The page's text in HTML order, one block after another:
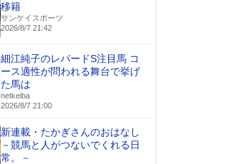
移籍
サンケイスポーツ
2026/8/7 21:42
細江純子のレパードS注目馬 コ
ース適性が問われる舞台で挙げ
た馬は
netkeiba
2026/8/7 21:00
新連載・たかぎさんのおはなし
－競馬と人がつないでくれる日
常。－